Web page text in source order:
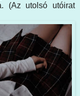
(Az utolsó utóirat